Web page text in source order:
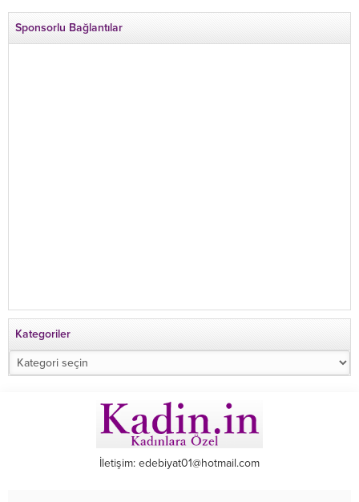
Sponsorlu Bağlantılar
Kategoriler
Kategoriler
İletişim: edebiyat01@hotmail.com